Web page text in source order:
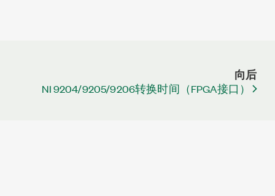
向后
NI 9204/9205/9206转换时间（FPGA接口）